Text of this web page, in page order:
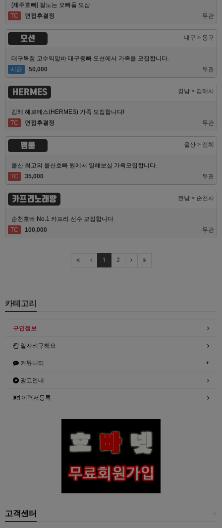
[제주호빠] 잘노는 오빠들 오삼
TC
면접후결정 무관
오션 대구 > 동구
대구독점 고수익알바 대구중빠 오션에서 가족을 모집합니다.
시급
50,000 무관
HERMES 경남 > 김해시
김해 헤르메스(HERMES) 가족 모집합니다!
TC
면접후결정 무관
엠룸 울산 > 전체
울산 최고의 울산호빠 원에서 일해보실 가족모집합니다.
TC
35,000 무관
카프리노래방 전남 > 순천시
순천호빠 No.1 카프리 선수 모집합니다
TC
100,000 무관
1 2
카테고리
구인정보
일자리구해요
커뮤니티
광고안내
이력서등록
고객센터